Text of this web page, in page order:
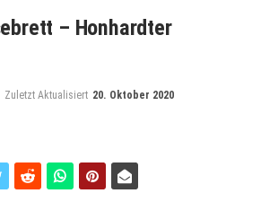
– Honhardter
Zuletzt Aktualisiert 20. Oktober 2020